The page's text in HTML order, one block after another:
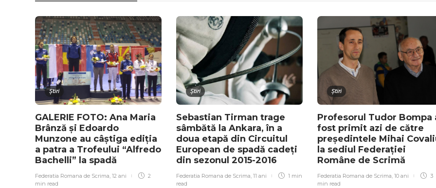
Știri
GALERIE FOTO: Ana Maria
Brânză și Edoardo
Munzone au câștiga ediția
a patra a Trofeului “Alfredo
Bachelli” la spadă
Federatia Romana de Scrima, 12 ani
2
min read
Știri
Sebastian Tirman trage
sâmbătă la Ankara, în a
doua etapă din Circuitul
European de spadă cadeți
din sezonul 2015-2016
Federatia Romana de Scrima, 11 ani
1 min
read
Știri
Profesorul Tudor Bompa
fost primit azi de către
președintele Mihai
la sediul Federației
Române de Scrimă
Federatia Romana de Scrima, 10 ani
3
min read